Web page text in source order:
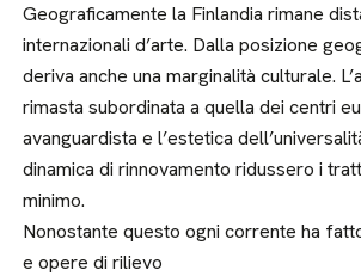
Geograficamente la Finlandia rimane
internazionali d’arte. Dalla posizione
deriva anche una marginalità culturale.
rimasta subordinata a quella dei centri
avanguardista e l’estetica
dinamica di rinnovamento ridussero i
minimo.
Nonostante questo ogni corrente ha
e opere di rilievo